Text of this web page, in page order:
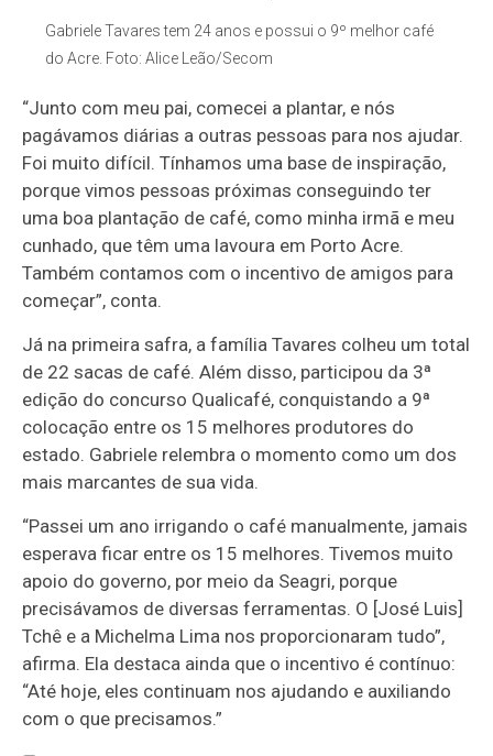
Gabriele Tavares tem 24 anos e possui o 9º melhor café
do Acre. Foto: Alice Leão/Secom
“Junto com meu pai, comecei a plantar, e nós
pagávamos diárias a outras pessoas para nos ajudar.
Foi muito difícil. Tínhamos uma base de inspiração,
porque vimos pessoas próximas conseguindo ter
uma boa plantação de café, como minha irmã e meu
cunhado, que têm uma lavoura em Porto Acre.
Também contamos com o incentivo de amigos para
começar”, conta.
Já na primeira safra, a família Tavares colheu um total
de 22 sacas de café. Além disso, participou da 3ª
edição do concurso Qualicafé, conquistando a 9ª
colocação entre os 15 melhores produtores do
estado. Gabriele relembra o momento como um dos
mais marcantes de sua vida.
“Passei um ano irrigando o café manualmente, jamais
esperava ficar entre os 15 melhores. Tivemos muito
apoio do governo, por meio da Seagri, porque
precisávamos de diversas ferramentas. O [José Luis]
Tchê e a Michelma Lima nos proporcionaram tudo”,
afirma. Ela destaca ainda que o incentivo é contínuo:
“Até hoje, eles continuam nos ajudando e auxiliando
com o que precisamos.”